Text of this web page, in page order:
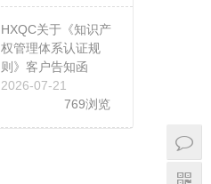
HXQC关于《知识产
权管理体系认证规
则》客户告知函
2026-07-21
769浏览